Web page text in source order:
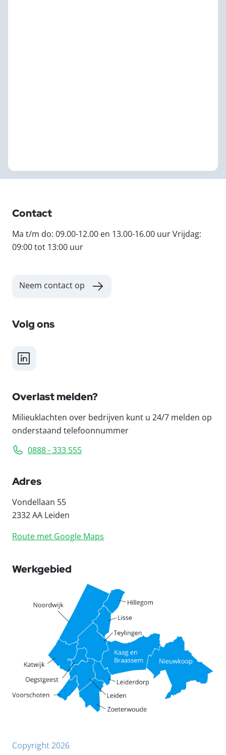
Contact
Ma t/m do: 09.00-12.00 en 13.00-16.00 uur Vrijdag:
09:00 tot 13:00 uur
Neem contact op
Volg ons
LinkedIn
Overlast melden?
Milieuklachten over bedrijven kunt u 24/7 melden op
onderstaand telefoonnummer
0888 - 333 555
Adres
Vondellaan 55
2332 AA Leiden
Route met Google Maps
Werkgebied
Copyright 2026